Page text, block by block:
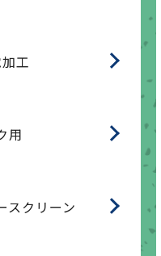
工
用
スクリーン